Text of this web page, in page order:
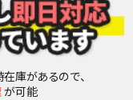
庫があるので、
が可能